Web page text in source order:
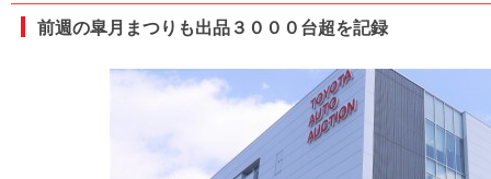
前週の皐月まつりも出品３０００台超を記録